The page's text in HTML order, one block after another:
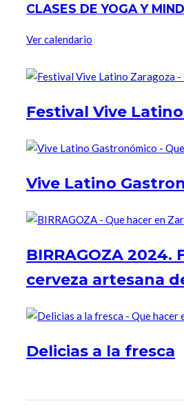
CLASES DE YOGA Y
Ver calendario
Festival Vive
Vive Latino
BIRRAGOZA 2024.
cerveza artesana
Delicias a la fresca